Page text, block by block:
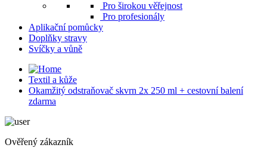
Pro širokou věřejnost
Pro profesionály
Aplikační pomůcky
Doplňky stravy
Svíčky a vůně
Textil a kůže
Okamžitý odstraňovač skvrn 2x 250 ml + cestovní balení
zdarma
Ověřený zákazník